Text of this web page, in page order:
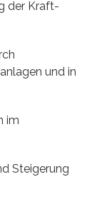
der Kraft-
und in
im
Steigerung